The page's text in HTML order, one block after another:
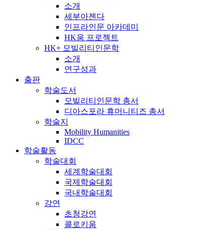
소개
세부아젠다
인프라인문 아카데미
HK움 프로젝트
HK+ 모빌리티인문학
소개
연구성과
출판
학술도서
모빌리티인문학 총서
디아스포라 휴머니티즈 총서
학술지
Mobility Humanities
IDCC
학술활동
학술대회
세계학술대회
국제학술대회
국내학술대회
강연
초청강연
콜로키움